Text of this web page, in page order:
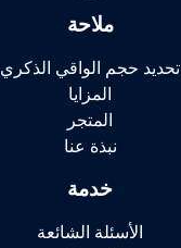
ملاحة
تحديد حجم الواقي الذكري
المزايا
المتجر
نبذة عنا
خدمة
الأسئلة الشائعة